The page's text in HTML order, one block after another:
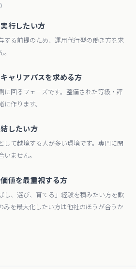
行したい方
する前提のため、運用代行型の働き方を求
ャリアパスを求める方
に回るフェーズです。整備された等級・評
作ります。
したい方
して越境する人が多い環境です。専門に閉
ません。
値を最重視する方
し、選び、育てる」経験を積みたい方を歓
みを最大化したい方は他社のほうが合うか